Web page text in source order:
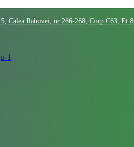
Calea Rahovei, nr 266-268, Corp C63, Et 8
1